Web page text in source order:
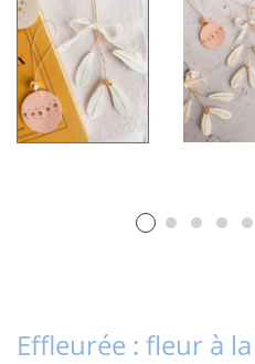
Effleurée : fleur à